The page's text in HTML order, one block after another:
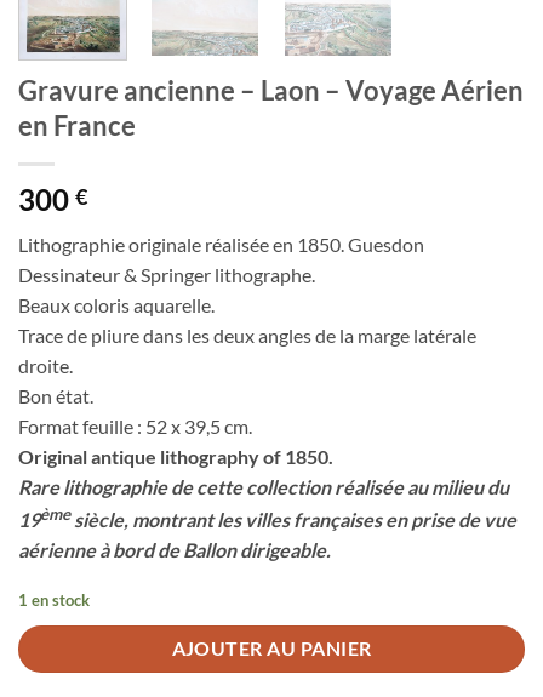
Gravure ancienne – Laon – Voyage Aérien
en France
300 €
Lithographie originale réalisée en 1850. Guesdon
Dessinateur & Springer lithographe.
Beaux coloris aquarelle.
Trace de pliure dans les deux angles de la marge latérale
droite.
Bon état.
Format feuille : 52 x 39,5 cm.
Original antique lithography of 1850.
Rare lithographie de cette collection réalisée au milieu du
19èmesiècle, montrant les villes françaises en prise de vue
aérienne à bord de Ballon dirigeable.
1 en stock
AJOUTER AU PANIER